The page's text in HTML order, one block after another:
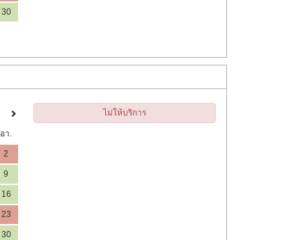
30
อา.
2
9
16
23
30
ไม่ให้บริการ